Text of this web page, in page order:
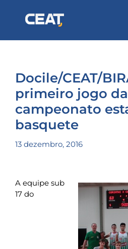
Docile/CEAT/
primeiro jogo
campeonato
basquete
13 dezembro, 2016
A equipe sub
17 do